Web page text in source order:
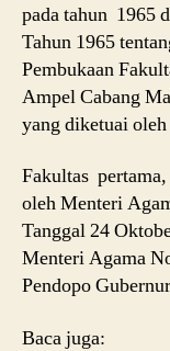
pada tahun 1965
Tahun 1965
Pembukaan
Ampel Cabang
yang diketuai
Fakultas
oleh Menteri
Tanggal 24
Menteri Agama
Pendopo
Baca juga: